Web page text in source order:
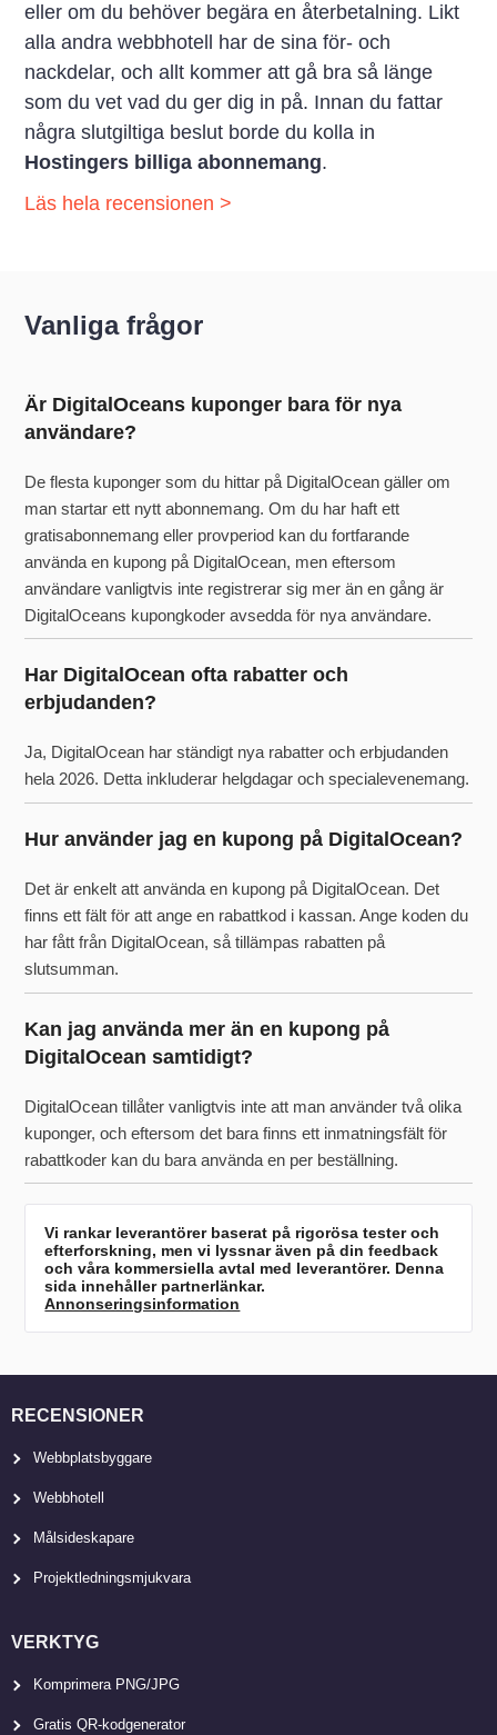
eller om du behöver begära en återbetalning. Likt
alla andra webbhotell har de sina för- och
nackdelar, och allt kommer att gå bra så länge
som du vet vad du ger dig in på. Innan du fattar
några slutgiltiga beslut borde du kolla in
Hostingers billiga abonnemang.
Läs hela recensionen >
Vanliga frågor
Är DigitalOceans kuponger bara för nya
användare?
De flesta kuponger som du hittar på DigitalOcean gäller om
man startar ett nytt abonnemang. Om du har haft ett
gratisabonnemang eller provperiod kan du fortfarande
använda en kupong på DigitalOcean, men eftersom
användare vanligtvis inte registrerar sig mer än en gång är
DigitalOceans kupongkoder avsedda för nya användare.
Har DigitalOcean ofta rabatter och
erbjudanden?
Ja, DigitalOcean har ständigt nya rabatter och erbjudanden
hela 2026. Detta inkluderar helgdagar och specialevenemang.
Hur använder jag en kupong på DigitalOcean?
Det är enkelt att använda en kupong på DigitalOcean. Det
finns ett fält för att ange en rabattkod i kassan. Ange koden du
har fått från DigitalOcean, så tillämpas rabatten på
slutsumman.
Kan jag använda mer än en kupong på
DigitalOcean samtidigt?
DigitalOcean tillåter vanligtvis inte att man använder två olika
kuponger, och eftersom det bara finns ett inmatningsfält för
rabattkoder kan du bara använda en per beställning.
Vi rankar leverantörer baserat på rigorösa tester och
efterforskning, men vi lyssnar även på din feedback
och våra kommersiella avtal med leverantörer. Denna
sida innehåller partnerlänkar.
Annonseringsinformation
RECENSIONER
Webbplatsbyggare
Webbhotell
Målsideskapare
Projektledningsmjukvara
VERKTYG
Komprimera PNG/JPG
Gratis QR-kodgenerator